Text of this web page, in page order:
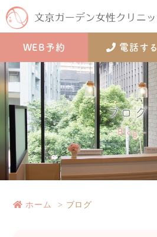
WEB予約 電話する
ブログ
Blog
ホーム ブログ